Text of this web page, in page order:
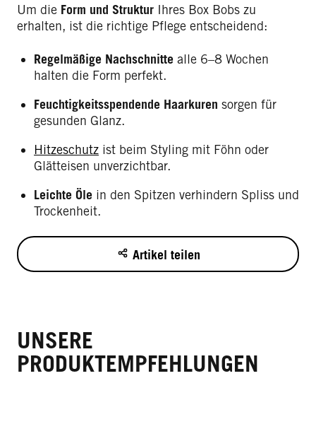
Um die Form und Struktur Ihres Box Bobs zu
erhalten, ist die richtige Pflege entscheidend:
Regelmäßige Nachschnitte alle 6–8 Wochen
halten die Form perfekt.
Feuchtigkeitsspendende Haarkuren sorgen für
gesunden Glanz.
Hitzeschutz ist beim Styling mit Föhn oder
Glätteisen unverzichtbar.
Leichte Öle in den Spitzen verhindern Spliss und
Trockenheit.
Artikel teilen
UNSERE
PRODUKTEMPFEHLUNGEN